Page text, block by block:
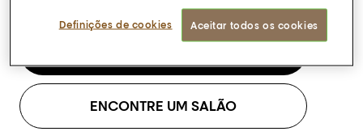
ENCONTRE UM SALÃO
Definições de cookies Aceitar todos os cookies